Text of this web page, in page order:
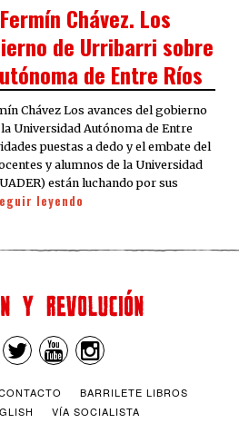
Chávez. Los
de Urribarri sobre
de Entre Ríos
Chávez Los avances del gobierno
Universidad Autónoma de Entre
puestas a dedo y el embate del
y alumnos de la Universidad
están luchando por sus
leyendo
BARRILETE LIBROS
VÍA SOCIALISTA